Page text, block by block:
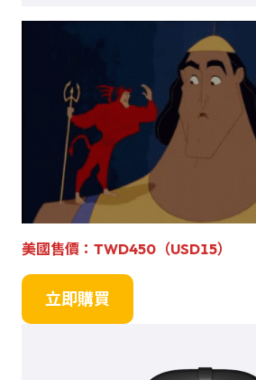
美國 售價 ： TWD450（USD15）
立即購買